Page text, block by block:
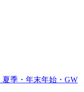
夏季・年末年始・GW